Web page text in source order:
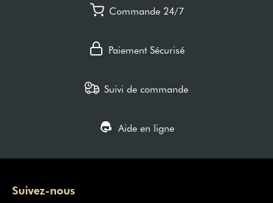
Commande 24/7
Paiement Sécurisé
Suivi de commande
Aide en ligne
Suivez-nous